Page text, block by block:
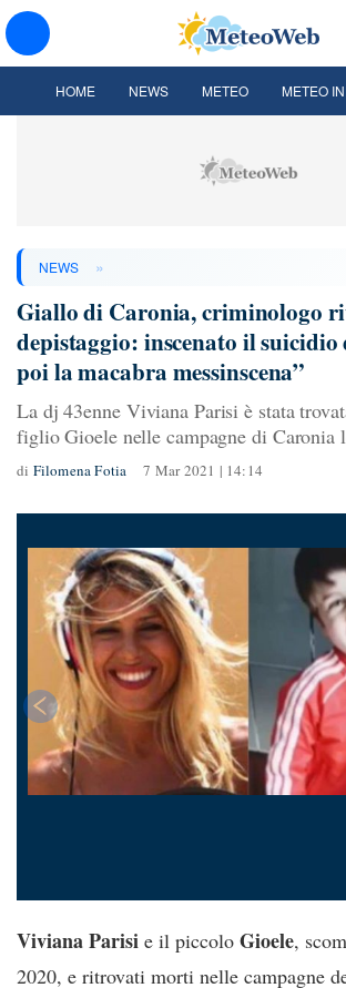
HOME NEWS METEO METEO
NEWS »
Giallo di Caronia, criminologo
depistaggio: inscenato il
poi la macabra messinscena”
La dj 43enne Viviana Parisi è stata
figlio Gioele nelle campagne di Caronia
di Filomena Fotia 7 Mar 2021 | 14:14
Viviana Parisi e il piccolo Gioele,
2020, e ritrovati morti nelle campagne